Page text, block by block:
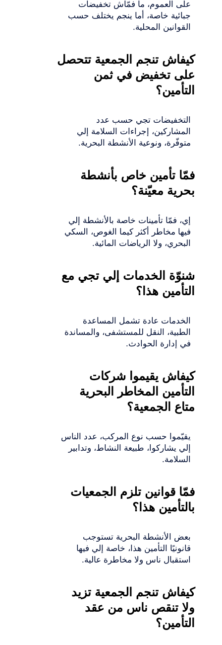
على العموم، ما فمّاش تخفيضات
جبائية خاصة، أما ينجم يختلف حسب
القوانين المحلية.
كيفاش تنجم الجمعية تتحصل
على تخفيض في ثمن
التأمين؟
التخفيضات تجي حسب عدد
المشاركين، إجراءات السلامة إلي
متوفّرة، ونوعية الأنشطة البحرية.
فمّا تأمين خاص بأنشطة
بحرية معيّنة؟
إي، فمّا تأمينات خاصة بالأنشطة إلي
فيها مخاطر أكثر كيما الغوص، السكي
البحري، ولا الرياضات المائية.
شنوّة الخدمات إلي تجي مع
التأمين هذا؟
الخدمات عادة تشمل المساعدة
الطبية، النقل للمستشفى، والمساندة
في إدارة الحوادث.
كيفاش يقيموا شركات
التأمين المخاطر البحرية
متاع الجمعية؟
يقيّموا حسب نوع المركب، عدد الناس
إلي يشاركوا، طبيعة النشاط، وتدابير
السلامة.
فمّا قوانين تلزم الجمعيات
بالتأمين هذا؟
بعض الأنشطة البحرية تستوجب
قانونيًا التأمين هذا، خاصة إلي فيها
استقبال ناس ولا مخاطرة عالية.
كيفاش تنجم الجمعية تزيد
ولا تنقص ناس من عقد
التأمين؟